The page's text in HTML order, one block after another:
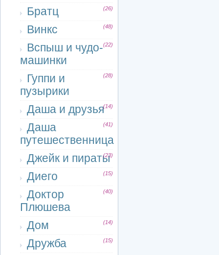
Братц (26)
Винкс (48)
Вспыш и чудо-
машинки
(22)
Гуппи и
пузырики
(28)
Даша и друзья(14)
Даша
путешественница
(41)
Джейк и пираты
(23)
Диего (15)
Доктор
Плюшева
(40)
Дом (14)
Дружба (15)